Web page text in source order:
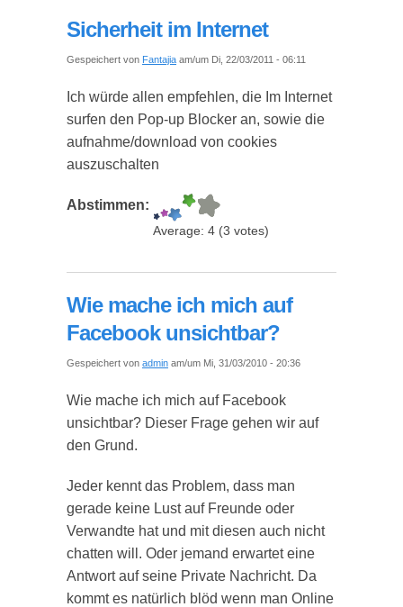
Sicherheit im Internet
Gespeichert von Fantajia am/um Di, 22/03/2011 - 06:11
Ich würde allen empfehlen, die Im Internet
surfen den Pop-up Blocker an, sowie die
aufnahme/download von cookies
auszuschalten
Abstimmen:
Average: 4 (3 votes)
Wie mache ich mich auf
Facebook unsichtbar?
Gespeichert von admin am/um Mi, 31/03/2010 - 20:36
Wie mache ich mich auf Facebook
unsichtbar? Dieser Frage gehen wir auf
den Grund.
Jeder kennt das Problem, dass man
gerade keine Lust auf Freunde oder
Verwandte hat und mit diesen auch nicht
chatten will. Oder jemand erwartet eine
Antwort auf seine Private Nachricht. Da
kommt es natürlich blöd wenn man Online